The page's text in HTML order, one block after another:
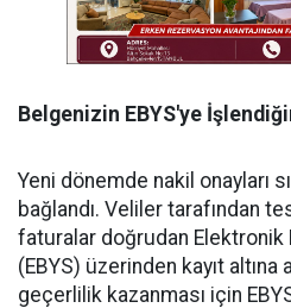
Belgenizin EBYS'ye
Yeni dönemde nakil onayları
bağlandı. Veliler tarafından
faturalar doğrudan
(EBYS) üzerinden kayıt altına
geçerlilik kazanması için